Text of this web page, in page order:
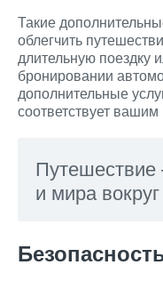
Такие
облегчить
длительную поездку
бронировании
дополнительные
соответствует
и мира вокруг